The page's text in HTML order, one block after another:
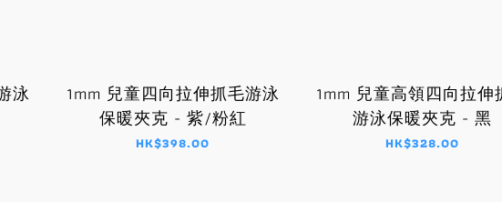
泳
1mm 兒童四向拉伸抓毛游泳
保暖夾克 - 紫/粉紅
HK$398.00
1mm 兒童高領四向拉伸
游泳保暖夾克 - 黑
HK$328.00